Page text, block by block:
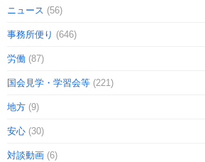
ニュース (56)
事務所便り (646)
労働 (87)
国会見学・学習会等 (221)
地方 (9)
安心 (30)
対談動画 (6)